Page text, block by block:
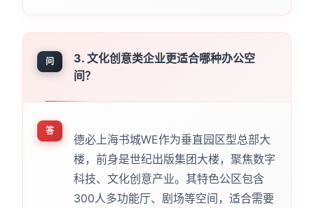
问
3. 文化创意类企业更适合哪种办公空
间？
答
德必上海书城WE作为垂直园区型总部大
楼，前身是世纪出版集团大楼，聚焦数字
科技、文化创意产业。其特色公区包含
300人多功能厅、剧场等空间，适合需要